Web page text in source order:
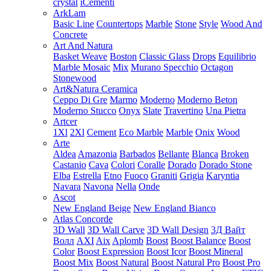
crystal iCementi
ArkLam
Basic Line Countertops Marble Stone Style Wood And
Concrete
Art And Natura
Basket Weave Boston Classic Glass Drops Equilibrio
Marble Mosaic Mix Murano Specchio Octagon
Stonewood
Art&Natura Ceramica
Ceppo Di Gre Marmo Moderno Moderno Beton
Moderno Stucco Onyx Slate Travertino Una Pietra
Artcer
1Xl 2Xl Cement Eco Marble Marble Onix Wood
Arte
Aldea Amazonia Barbados Bellante Blanca Broken
Castanio Cava Colori Coralle Dorado Dorado Stone
Elba Estrella Etno Fuoco Graniti Grigia Karyntia
Navara Navona Nella Onde
Ascot
New England Beige New England Bianco
Atlas Concorde
3D Wall 3D Wall Carve 3D Wall Design 3Д Вайт
Волл AXI Aix Aplomb Boost Boost Balance Boost
Color Boost Expression Boost Icor Boost Mineral
Boost Mix Boost Natural Boost Natural Pro Boost Pro